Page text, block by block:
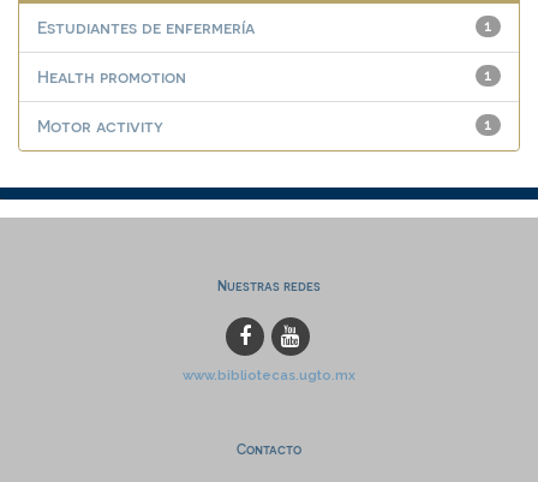
1
Estudiantes de enfermería
1
Health promotion
1
Motor activity
Nuestras redes
www.bibliotecas.ugto.mx
Contacto